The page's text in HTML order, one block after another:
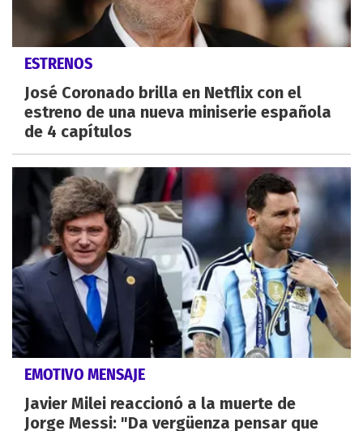
ESTRENOS
José Coronado brilla en Netflix con el
estreno de una nueva miniserie española
de 4 capítulos
EMOTIVO MENSAJE
Javier Milei reaccionó a la muerte de
Jorge Messi: "Da vergüenza pensar que